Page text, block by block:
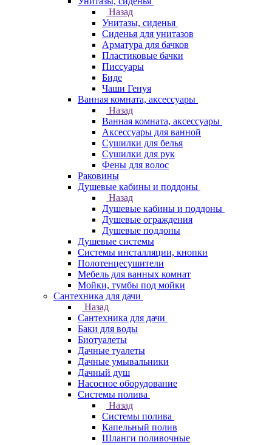
Назад
Унитазы, сиденья
Сиденья для унитазов
Арматура для бачков
Пластиковые бачки
Писсуары
Биде
Чаши Генуя
Ванная комната, аксессуары
Назад
Ванная комната, аксессуары
Аксессуары для ванной
Сушилки для белья
Сушилки для рук
Фены для волос
Раковины
Душевые кабины и поддоны
Назад
Душевые кабины и поддоны
Душевые ограждения
Душевые поддоны
Душевые системы
Системы инсталляции, кнопки
Полотенцесушители
Мебель для ванных комнат
Мойки, тумбы под мойки
Сантехника для дачи
Назад
Сантехника для дачи
Баки для воды
Биотуалеты
Дачные туалеты
Дачные умывальники
Дачный душ
Насосное оборудование
Системы полива
Назад
Системы полива
Капельный полив
Шланги поливочные